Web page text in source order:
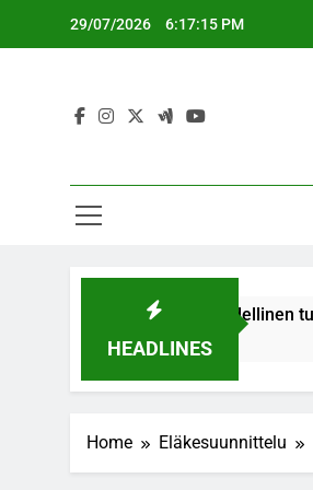
29/07/2026 6:17:15 PM
HEADLINES
Taloudellinen tuki, Yhteistyö
Home Eläkesuunnittelu